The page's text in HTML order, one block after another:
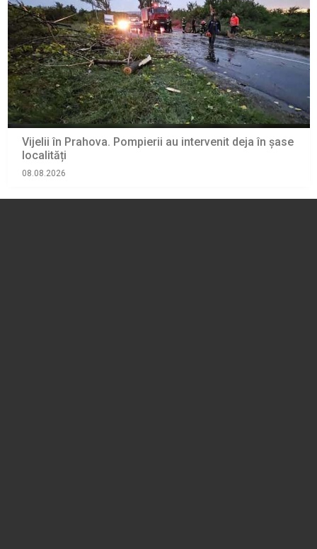
Vijelii în Prahova. Pompierii au intervenit deja în șase
localități
08.08.2026